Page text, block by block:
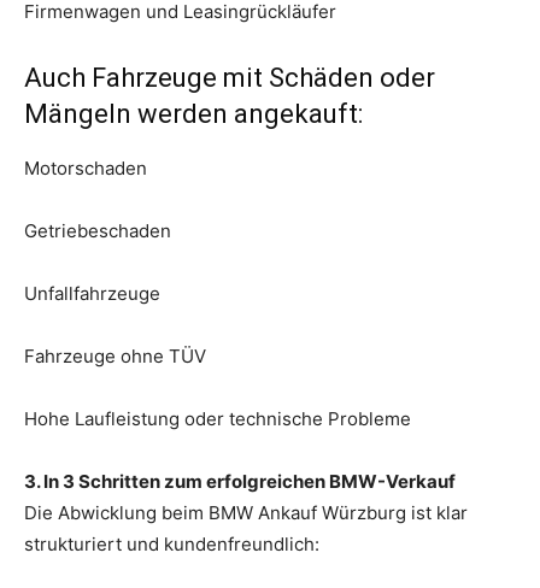
Firmenwagen und Leasingrückläufer
Auch Fahrzeuge mit Schäden oder
Mängeln werden angekauft:
Motorschaden
Getriebeschaden
Unfallfahrzeuge
Fahrzeuge ohne TÜV
Hohe Laufleistung oder technische Probleme
3. In 3 Schritten zum erfolgreichen BMW-Verkauf
Die Abwicklung beim BMW Ankauf Würzburg ist klar
strukturiert und kundenfreundlich: